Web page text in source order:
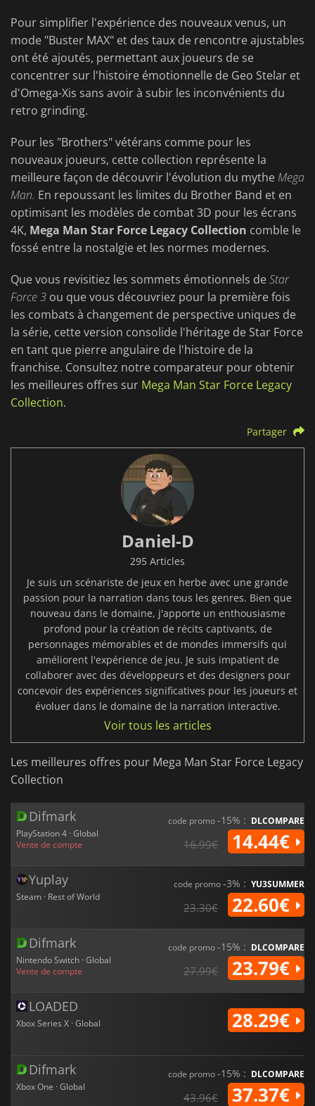
Pour simplifier l'expérience des nouveaux venus, un
mode "Buster MAX" et des taux de rencontre ajustables
ont été ajoutés, permettant aux joueurs de se
concentrer sur l'histoire émotionnelle de Geo Stelar et
d'Omega-Xis sans avoir à subir les inconvénients du
retro grinding.
Pour les "Brothers" vétérans comme pour les
nouveaux joueurs, cette collection représente la
meilleure façon de découvrir l'évolution du mytheMega
Man. En repoussant les limites du Brother Band et en
optimisant les modèles de combat 3D pour les écrans
4K, Mega Man Star Force Legacy Collection comble le
fossé entre la nostalgie et les normes modernes.
Que vous revisitiez les sommets émotionnels deStar
Force 3 ou que vous découvriez pour la première fois
les combats à changement de perspective uniques de
la série, cette version consolide l'héritage de Star Force
en tant que pierre angulaire de l'histoire de la
franchise. Consultez notre comparateur pour obtenir
les meilleures offres sur Mega Man Star Force Legacy
Collection.
Partager
Daniel-D
295 Articles
Je suis un scénariste de jeux en herbe avec une grande
passion pour la narration dans tous les genres. Bien que
nouveau dans le domaine, j'apporte un enthousiasme
profond pour la création de récits captivants, de
personnages mémorables et de mondes immersifs qui
améliorent l'expérience de jeu. Je suis impatient de
collaborer avec des développeurs et des designers pour
concevoir des expériences significatives pour les joueurs et
évoluer dans le domaine de la narration interactive.
Voir tous les articles
Les meilleures offres pour Mega Man Star Force Legacy
Collection
Difmark
PlayStation 4 · Global
Vente de compte
code promo-15% : DLCOMPARE
16.99€ 14.44€
Yuplay
Steam · Rest of World
code promo-3% : YU3SUMMER
23.30€ 22.60€
Difmark
Nintendo Switch · Global
Vente de compte
code promo-15% : DLCOMPARE
27.99€ 23.79€
LOADED
Xbox Series X · Global 28.29€
Difmark
Xbox One · Global
code promo-15% : DLCOMPARE
43.96€ 37.37€